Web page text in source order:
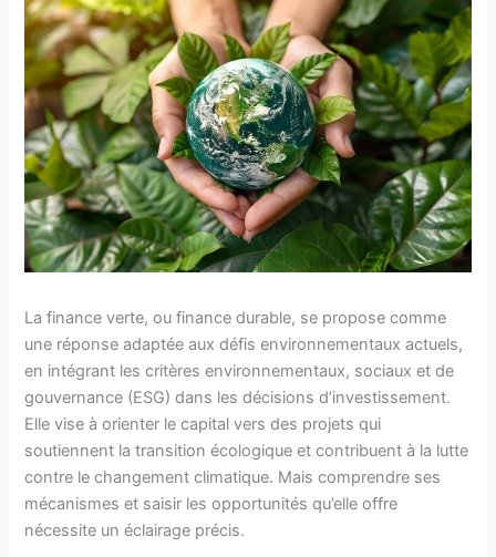
La finance verte, ou finance durable, se propose comme
une réponse adaptée aux défis environnementaux actuels,
en intégrant les critères environnementaux, sociaux et de
gouvernance (ESG) dans les décisions d’investissement.
Elle vise à orienter le capital vers des projets qui
soutiennent la transition écologique et contribuent à la lutte
contre le changement climatique. Mais comprendre ses
mécanismes et saisir les opportunités qu’elle offre
nécessite un éclairage précis.